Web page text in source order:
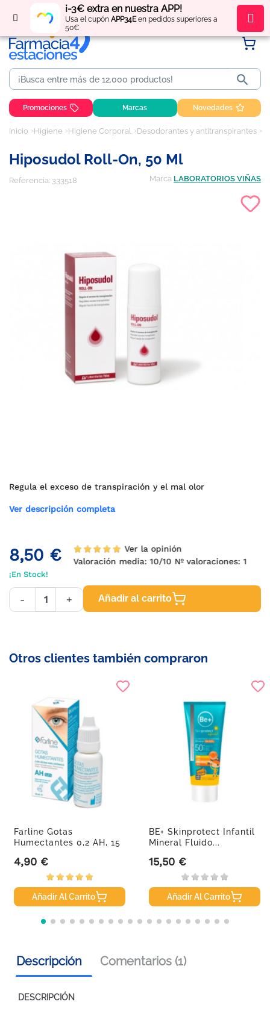
¡-3€ extra en nuestra APP!
Usa el cupón APP34Een pedidos superiores a
50€
Regístratey obténpuntos por tus compras

Promociones Marcas Novedades
Inicio Higiene Higiene Corporal Desodorantes y antitranspirantes
Hiposudol Roll-On, 50 Ml
Referencia: 333518 Marca LABORATORIOS VIÑAS
Regula el exceso de transpiración y el mal olor
Ver descripción completa
8,50 €
Ver la opinión
Valoración media: 10/10 Nº valoraciones: 1
¡En Stock!
- + Añadir al carrito
Otros clientes también compraron
Farline Gotas
Humectantes 0,2 AH, 15
Precio
4,90 €
Añadir Al Carrito
BE+ Skinprotect Infantil
Mineral Fluido...
Precio
15,50 €
Añadir Al Carrito
Descripción Comentarios (1)
DESCRIPCIÓN